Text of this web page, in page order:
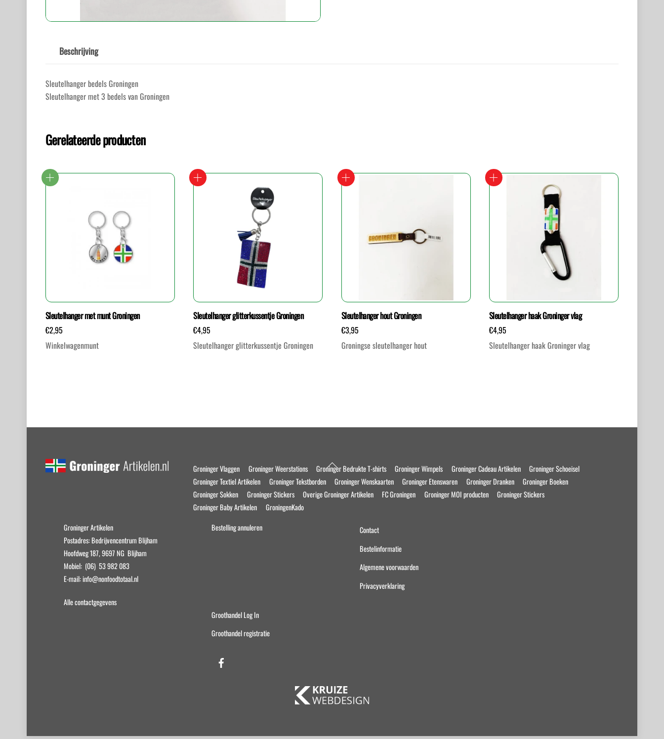
Beschrijving
Sleutelhanger bedels Groningen
Sleutelhanger met 3 bedels van Groningen
Gerelateerde producten
Sleutelhanger met munt Groningen
€2,95
Winkelwagenmunt
Sleutelhanger glitterkussentje Groningen
€4,95
Sleutelhanger glitterkussentje Groningen
Sleutelhanger hout Groningen
€3,95
Groningse sleutelhanger hout
Sleutelhanger haak Groninger vlag
€4,95
Sleutelhanger haak Groninger vlag
Back
To
Groninger Vlaggen Groninger Weerstations Groninger Bedrukte T-shirts Groninger Wimpels Groninger Cadeau Artikelen
Groninger Schoeisel
Groninger Textiel Artikelen
Groninger Tekstborden Groninger Wenskaarten Groninger Etenswaren Groninger Dranken
Groninger Boeken
Groninger Sokken
Groninger Stickers Overige Groninger Artikelen FC Groningen Groninger MOI producten
Groninger Stickers
Groninger Baby Artikelen
GroningenKado
Groninger Artikelen
Postadres: Bedrijvencentrum Blijham
Hoofdweg 187, 9697 NG Blijham
Mobiel: (06) 53 982 083
E-mail: info@nonfoodtotaal.nl
Alle contactgegevens
Bestelling annuleren
Contact
Bestelinformatie
Algemene voorwaarden
Privacyverklaring
Groothandel Log In
Groothandel registratie